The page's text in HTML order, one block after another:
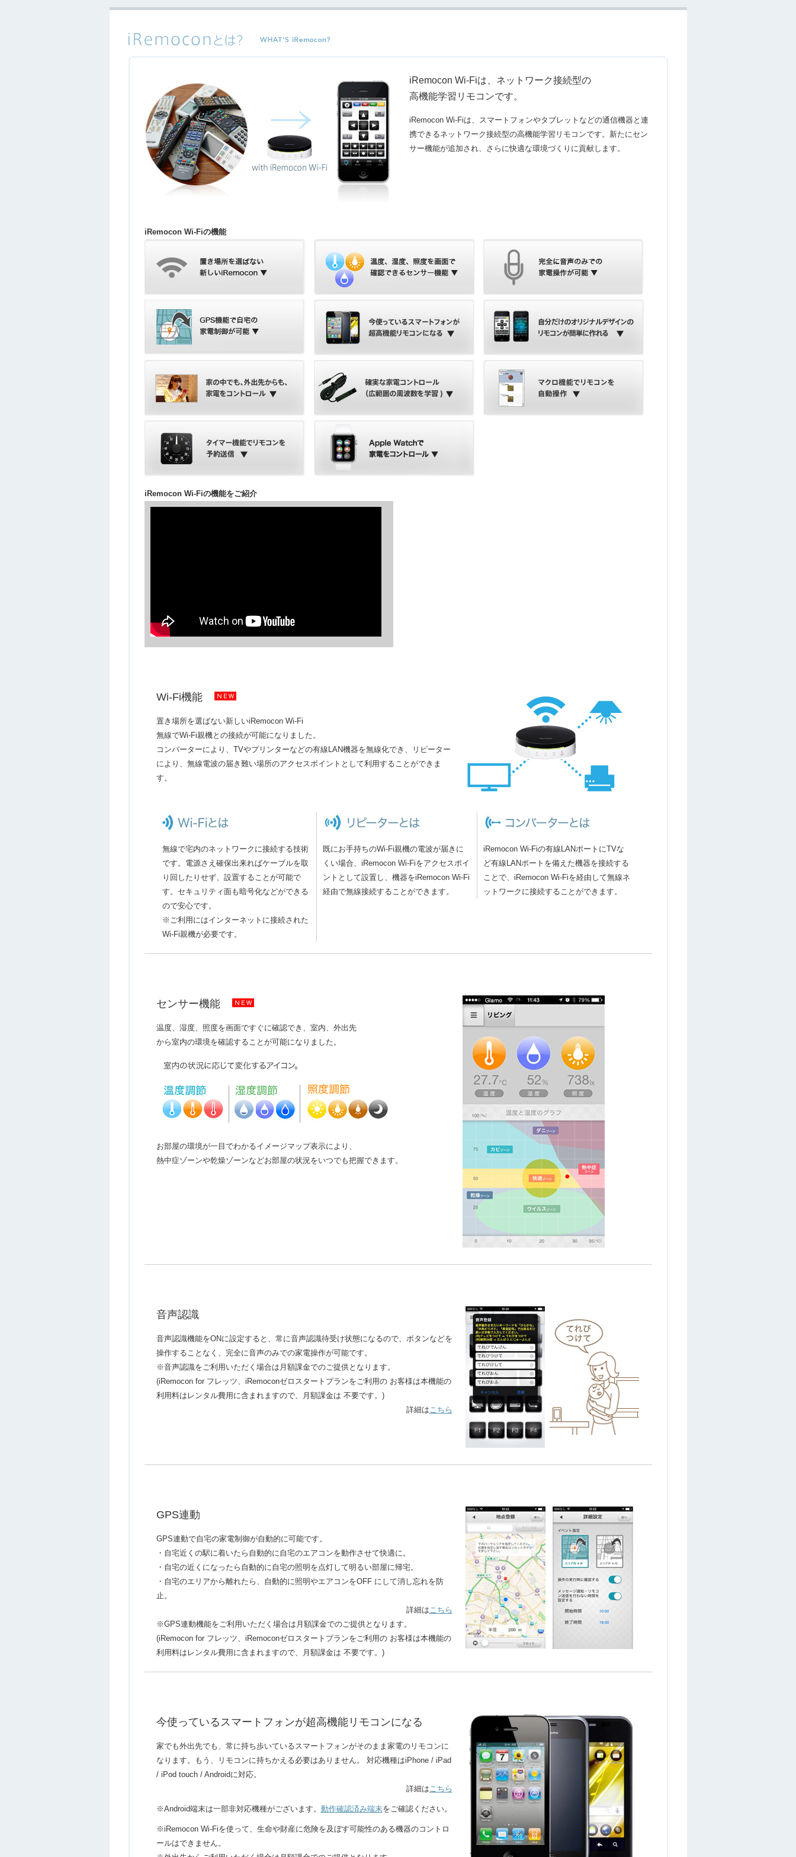
iRemocon Wi-Fiは、ネットワーク接続型の
高機能学習リモコンです。
iRemocon Wi-Fiは、スマートフォンやタブレットなどの通信機器と連
携できるネットワーク接続型の高機能学習リモコンです。新たにセン
サー機能が追加され、さらに快適な環境づくりに貢献します。
iRemocon Wi-Fiの機能
iRemocon Wi-Fiの機能をご紹介
Wi-Fi機能
置き場所を選ばない新しいiRemocon Wi-Fi
無線でWi-Fi親機との接続が可能になりました。
コンバーターにより、TVやプリンターなどの有線LAN機器を無線化でき、リピーター
により、無線電波の届き難い場所のアクセスポイントとして利用することができま
す。
無線で宅内のネットワークに接続する技術
です。電源さえ確保出来ればケーブルを取
り回したりせず、設置することが可能で
す。セキュリティ面も暗号化などができる
ので安心です。
※ご利用にはインターネットに接続された
Wi-Fi親機が必要です。
既にお手持ちのWi-Fi親機の電波が届きに
くい場合、iRemocon Wi-Fiをアクセスポイ
ントとして設置し、機器をiRemocon Wi-Fi
経由で無線接続することができます。
iRemocon Wi-Fiの有線LANポートにTVな
ど有線LANポートを備えた機器を接続する
ことで、iRemocon Wi-Fiを経由して無線ネ
ットワークに接続することができます。
センサー機能
温度、湿度、照度を画面ですぐに確認でき、室内、外出先
から室内の環境を確認することが可能になりました。
お部屋の環境が一目でわかるイメージマップ表示により、
熱中症ゾーンや乾燥ゾーンなどお部屋の状況をいつでも把握できます。
音声認識
音声認識機能をONに設定すると、常に音声認識待受け状態になるので、ボタンなどを
操作することなく、完全に音声のみでの家電操作が可能です。
※音声認識をご利用いただく場合は月額課金でのご提供となります。
(iRemocon for フレッツ、iRemoconゼロスタートプランをご利用の お客様は本機能の
利用料はレンタル費用に含まれますので、月額課金は 不要です。)
詳細はこちら
GPS連動
GPS連動で自宅の家電制御が自動的に可能です。
・自宅近くの駅に着いたら自動的に自宅のエアコンを動作させて快適に。
・自宅の近くになったら自動的に自宅の照明を点灯して明るい部屋に帰宅。
・自宅のエリアから離れたら、自動的に照明やエアコンをOFF にして消し忘れを防
止。
詳細はこちら
※GPS連動機能をご利用いただく場合は月額課金でのご提供となります。
(iRemocon for フレッツ、iRemoconゼロスタートプランをご利用の お客様は本機能の
利用料はレンタル費用に含まれますので、月額課金は 不要です。)
今使っているスマートフォンが超高機能リモコンになる
家でも外出先でも、常に持ち歩いているスマートフォンがそのまま家電のリモコンに
なります。もう、リモコンに持ちかえる必要はありません。 対応機種はiPhone / iPad
/ iPod touch / Androidに対応。
詳細はこちら
※Android端末は一部非対応機種がございます。 動作確認済み端末をご確認ください。
※iRemocon Wi-Fiを使って、生命や財産に危険を及ぼす可能性のある機器のコントロ
ールはできません。